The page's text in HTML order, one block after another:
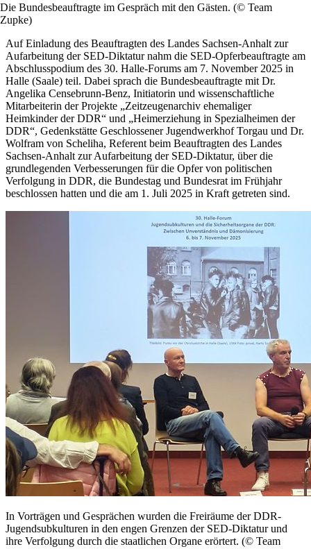
Die Bundesbeauftragte im Gespräch mit den Gästen. (© Team
Zupke)
Auf Einladung des Beauftragten des Landes Sachsen-Anhalt zur
Aufarbeitung der SED-Diktatur nahm die SED-Opferbeauftragte am
Abschlusspodium des 30. Halle-Forums am 7. November 2025 in
Halle (Saale) teil. Dabei sprach die Bundesbeauftragte mit Dr.
Angelika Censebrunn‐Benz, Initiatorin und wissenschaftliche
Mitarbeiterin der Projekte „Zeitzeugenarchiv ehemaliger
Heimkinder der DDR“ und „Heimerziehung in Spezialheimen der
DDR“, Gedenkstätte Geschlossener Jugendwerkhof Torgau und Dr.
Wolfram von Scheliha, Referent beim Beauftragten des Landes
Sachsen-Anhalt zur Aufarbeitung der SED-Diktatur, über die
grundlegenden Verbesserungen für die Opfer von politischen
Verfolgung in DDR, die Bundestag und Bundesrat im Frühjahr
beschlossen hatten und die am 1. Juli 2025 in Kraft getreten sind.
In Vorträgen und Gesprächen wurden die Freiräume der DDR-
Jugendsubkulturen in den engen Grenzen der SED-Diktatur und
ihre Verfolgung durch die staatlichen Organe erörtert. (© Team